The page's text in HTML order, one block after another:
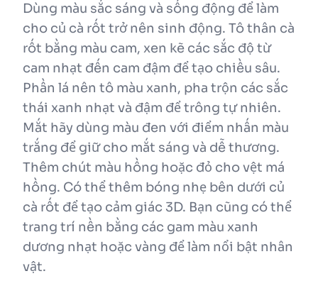
Dùng màu sắc sáng và sống động để làm
cho củ cà rốt trở nên sinh động. Tô thân cà
rốt bằng màu cam, xen kẽ các sắc độ từ
cam nhạt đến cam đậm để tạo chiều sâu.
Phần lá nên tô màu xanh, pha trộn các sắc
thái xanh nhạt và đậm để trông tự nhiên.
Mắt hãy dùng màu đen với điểm nhấn màu
trắng để giữ cho mắt sáng và dễ thương.
Thêm chút màu hồng hoặc đỏ cho vệt má
hồng. Có thể thêm bóng nhẹ bên dưới củ
cà rốt để tạo cảm giác 3D. Bạn cũng có thể
trang trí nền bằng các gam màu xanh
dương nhạt hoặc vàng để làm nổi bật nhân
vật.